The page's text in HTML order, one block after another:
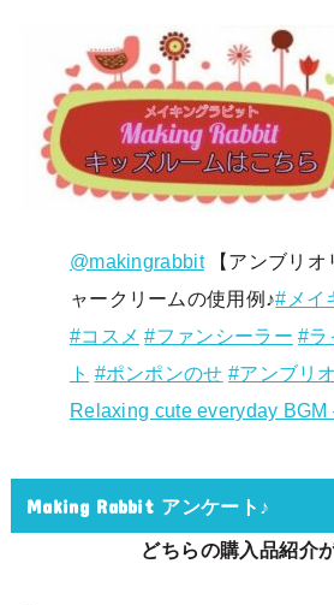
@makingrabbit【アンブリオ
ャークリームの使用例♪#メイ
#コスメ #ファンシーラー #ラ
ト #ポンポンのせ #アンブリ
Relaxing cute everyday BGM
Making Rabbit アンケート♪
どちらの購入品紹介